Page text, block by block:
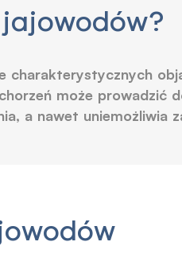
charakterystycznych
może prowadzić
a nawet uniemożliwia